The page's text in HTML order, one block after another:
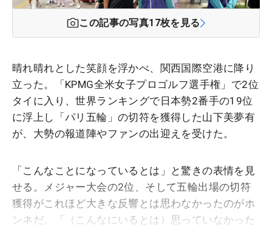
この記事の写真17枚を見る
晴れ晴れとした笑顔を浮かべ、関西国際空港に降り
立った。「KPMG全米女子プロゴルフ選手権」で2位
タイに入り、世界ランキングで日本勢2番手の19位
に浮上し「パリ五輪」の切符を獲得した山下美夢有
が、大勢の報道陣やファンの出迎えを受けた。
「こんなことになっているとは」と驚きの表情を見
せる。メジャー大会の2位、そして五輪出場の切符
獲得がこれほど大きな反響とは思わなかったのがホ
ンネだ。「（こんなにいるとは）思っていなかった